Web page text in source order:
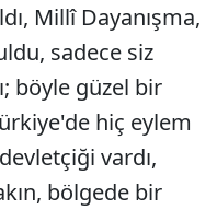
Millî Dayanışma,
sadece siz
böyle güzel bir
hiç eylem
vardı,
bölgede bir